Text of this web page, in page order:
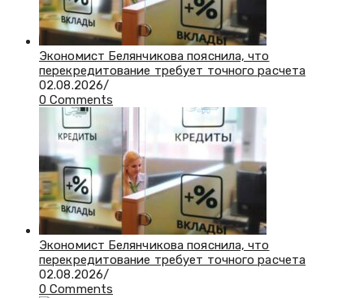
Экономист Белянчикова пояснила, что
перекредитование требует точного расчета
02.08.2026/
0 Comments
Экономист Белянчикова пояснила, что
перекредитование требует точного расчета
02.08.2026/
0 Comments